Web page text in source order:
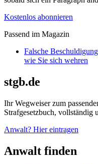
Kostenlos abonnieren
Passend im Magazin
Falsche
wie Sie sich wehren
stgb.de
Ihr Wegweiser zum
Strafgesetzbuch, vollständig
Anwalt? Hier eintragen
Anwalt finden